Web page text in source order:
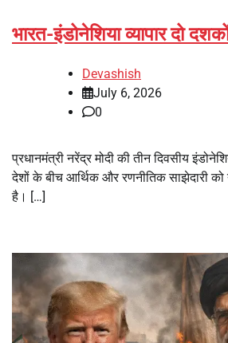
भारत-इंडोनेशिया व्यापार दो
Devashish
July 6, 2026
0
प्रधानमंत्री नरेंद्र मोदी की तीन दिवसीय
देशों के बीच आर्थिक और रणनीतिक साझेदारी को
है। […]